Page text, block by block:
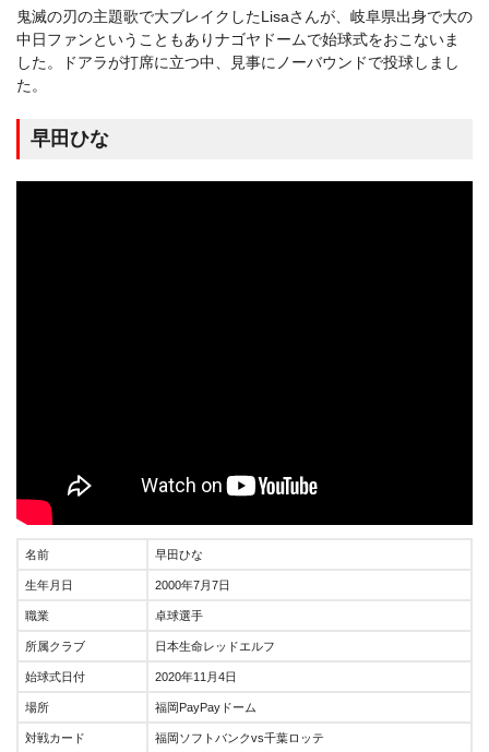
鬼滅の刃の主題歌で大ブレイクしたLisaさんが、岐阜県出身で大の
中日ファンということもありナゴヤドームで始球式をおこないま
した。ドアラが打席に立つ中、見事にノーバウンドで投球しまし
た。
早田ひな
名前 早田ひな
生年月日 2000年7月7日
職業 卓球選手
所属クラブ 日本生命レッドエルフ
始球式日付 2020年11月4日
場所 福岡PayPayドーム
対戦カード 福岡ソフトバンクvs千葉ロッテ